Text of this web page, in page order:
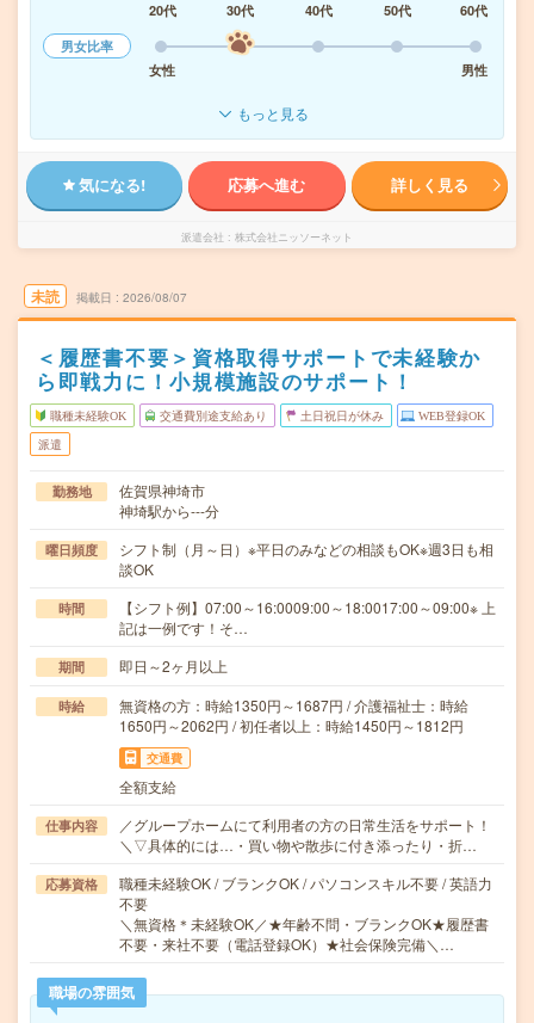
20代
30代 40代 50代
60代
男女比率
女性
男性
もっと見る
気になる! 応募へ進む 詳しく見る
派遣会社 株式会社ニッソーネット
未読 掲載日 2026/08/07
＜履歴書不要＞資格取得サポートで未経験か
ら即戦力に！小規模施設のサポート！
職種未経験OK 交通費別途支給あり 土日祝日が休み WEB登録OK
派遣
勤務地
佐賀県神埼市
神埼駅から---分
曜日頻度
シフト制（月～日）※平日のみなどの相談もOK※週3日も相
談OK
時間
【シフト例】07:00～16:0009:00～18:0017:00～09:00※ 上
記は一例です！そ…
期間 即日～2ヶ月以上
時給
無資格の方：時給1350円～1687円 / 介護福祉士：時給
1650円～2062円 / 初任者以上：時給1450円～1812円
交通費
全額支給
仕事内容
／グループホームにて利用者の方の日常生活をサポート！
＼▽具体的には…・買い物や散歩に付き添ったり・折…
応募資格
職種未経験OK / ブランクOK / パソコンスキル不要 / 英語力
不要
＼無資格＊未経験OK／★年齢不問・ブランクOK★履歴書
不要・来社不要（電話登録OK）★社会保険完備＼…
職場の雰囲気